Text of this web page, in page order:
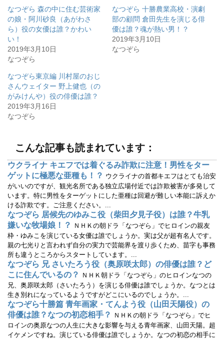
T
w
t
r
で
共
有
新
し
い
ウ
ィ
ン
ド
ウ
ま
す
o
k
で
共
有
る
に
ッ
し
て
く
だ
い
ウ
ィ
ン
ド
ウ
で
開
き
ま
なつぞら 森の中に住む芸術家
の娘・阿川砂良（あがわさ
ら）役の女優は誰？かわい
い！
2019年3月10日
なつぞら
なつぞら 十勝農業高校・演劇
部の顧問 倉田先生を演じる俳
優は誰？魂が熱い男！？
2019年3月10日
なつぞら
なつぞら東京編 川村屋のおじ
さんウェイター 野上健也（の
がみけんや）役の俳優は誰？
2019年3月16日
なつぞら
こんな記事も読まれています：
ウクライナ キエフでは着ぐるみ詐欺に注意！男性をター
ゲットに極悪な亜種も！？ ウクライナの首都キエフはとても治安
がいいのですが、観光名所である独立広場付近では詐欺被害が多発して
います。特に男性をターゲットにした亜種は回避が難しい本能に訴えか
ける詐欺です。ご注意ください。...
なつぞら 居候先のゆみこ役（柴田夕見子役）は誰？牛乳
嫌いな牧場娘！？
ＮＨＫの朝ドラ「なつぞら」でヒロインの親友
枠・ゆみこを演じている女優は誰でしょうか。実は父が超有名人です。
親の七光りと言われず自分の実力で芸能界を渡り歩くため、苗字も事務
所も違うところからスタートしています。...
なつぞら 兄 さいたろう役（奥原咲太郎）の俳優は誰？ど
こに住んでいるの？
ＮＨＫ朝ドラ「なつぞら」のヒロインなつの
兄、奥原咲太郎（さいたろう）を演じる俳優は誰でしょうか。なつとは
生き別れになっているようですがどこにいるのでしょうか。...
なつぞら十勝篇 青年画家・てんよう役（山田天陽役）の
俳優は誰？なつの初恋相手？
ＮＨＫの朝ドラ「なつぞら」でヒ
ロインの奥原なつの人生に大きな影響を与える青年画家、山田天陽。超
イケメンですね。演じている俳優は誰でしょうか。なつの初恋の相手に